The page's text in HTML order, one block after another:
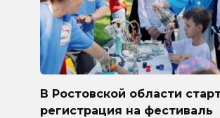
В Ростовской области
регистрация на фестиваль